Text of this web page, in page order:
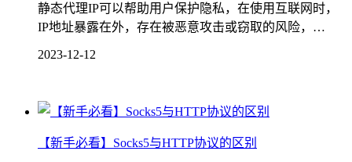
静态代理IP可以帮助用户保护隐私，在使用互联网时，
IP地址暴露在外，存在被恶意攻击或窃取的风险，…
2023-12-12
【新手必看】Socks5与HTTP协议的区别